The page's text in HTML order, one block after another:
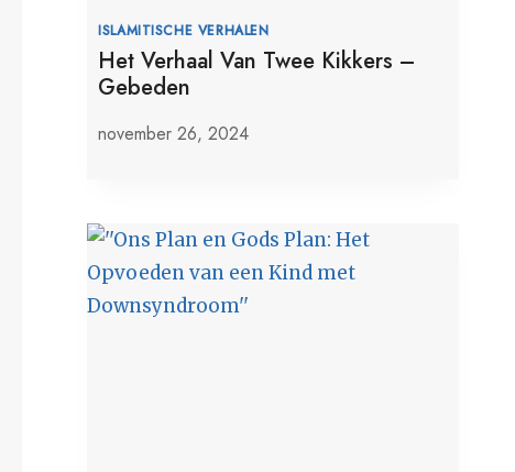
ISLAMITISCHE VERHALEN
Het Verhaal Van Twee Kikkers –
Gebeden
november 26, 2024